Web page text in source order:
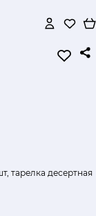
тарелка десертная